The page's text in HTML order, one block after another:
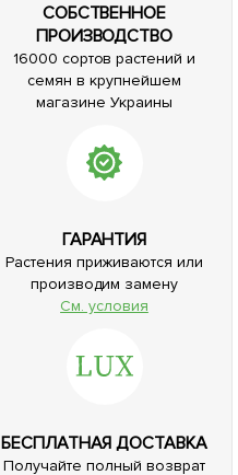
СОБСТВЕННОЕ
ПРОИЗВОДСТВО
16000 сортов растений и
семян в крупнейшем
магазине Украины
ГАРАНТИЯ
Растения приживаются или
производим замену
См. условия
БЕСПЛАТНАЯ ДОСТАВКА
Получайте полный возврат